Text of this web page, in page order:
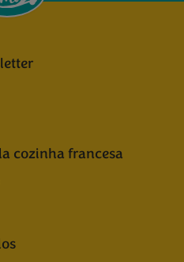
cozinha francesa